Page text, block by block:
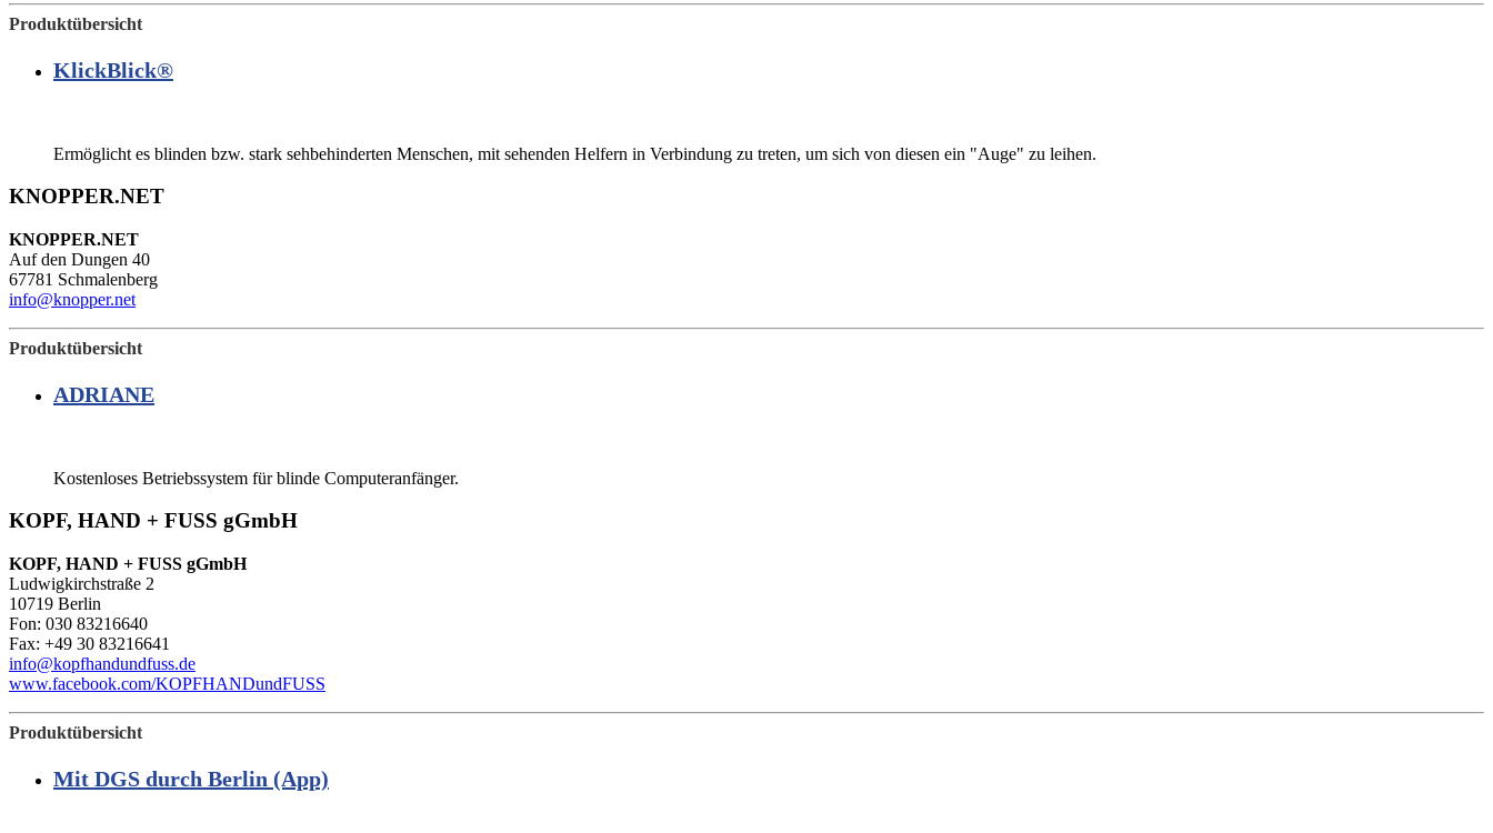
Produktübersicht
KlickBlick®
Ermöglicht es blinden bzw. stark sehbehinderten Menschen, mit sehenden Helfern in Verbindung zu treten, um sich von diesen ein "Auge" zu leihen.
KNOPPER.NET
KNOPPER.NET
Auf den Dungen 40
67781 Schmalenberg
info@knopper.net
Produktübersicht
ADRIANE
Kostenloses Betriebssystem für blinde Computeranfänger.
KOPF, HAND + FUSS gGmbH
KOPF, HAND + FUSS gGmbH
Ludwigkirchstraße 2
10719 Berlin
Fon: 030 83216640
Fax: +49 30 83216641
info@kopfhandundfuss.de
www.facebook.com/KOPFHANDundFUSS
Produktübersicht
Mit DGS durch Berlin (App)